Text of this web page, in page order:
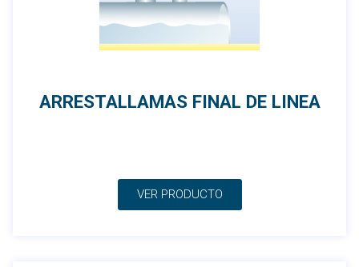
ARRESTALLAMAS FINAL DE LINEA
VER PRODUCTO